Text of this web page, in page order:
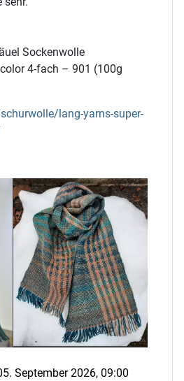
Sockenwolle
4-fach – 901 (100g
lang-yarns-super-
September 2026, 09:00